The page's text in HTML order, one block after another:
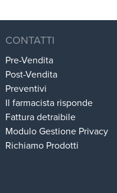
CONTATTI
Pre-Vendita
Post-Vendita
Preventivi
Il farmacista risponde
Fattura detraibile
Modulo Gestione Privacy
Richiamo Prodotti